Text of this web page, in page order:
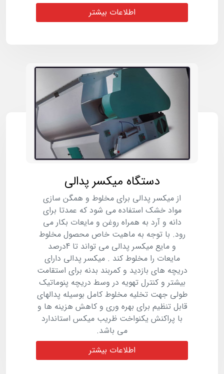
اطلاعات بیشتر
دستگاه میکسر پدالی
از میکسر پدالی برای مخلوط و همگن سازی
مواد خشک استفاده می شود که عمدتا برای
دانه و آرد به همراه روغن و مایعات بکار می
رود. با توجه به ماهیت خاص محصول مخلوط
و مایع میکسر پدالی می تواند تا 4درصد
مایعات را مخلوط کند . میکسر پدالی دارای
دریچه های بازدید و کمربند بدنه برای استقامت
بیشتر و کنترل تهویه در وسط دریچه پنوماتیک
طولی جهت تخلیه مخلوط کامل بوسیله پدالهای
قابل تنظیم برای بهره وری و کاهش هزینه ها و
با پراکنش یکنواخت ظریب میکس استاندارد
می باشد.
اطلاعات بیشتر